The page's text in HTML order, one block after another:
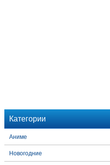
Категории
Аниме
Новогодние